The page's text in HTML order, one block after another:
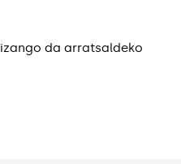
izango da arratsaldeko